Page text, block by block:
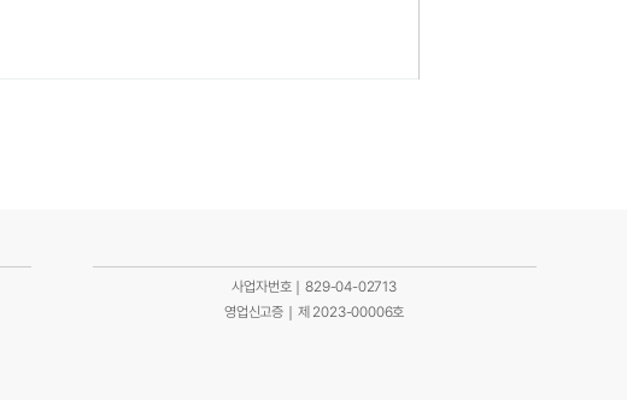
사업자번호｜829-04-02713
영업신고증｜제 2023-00006호